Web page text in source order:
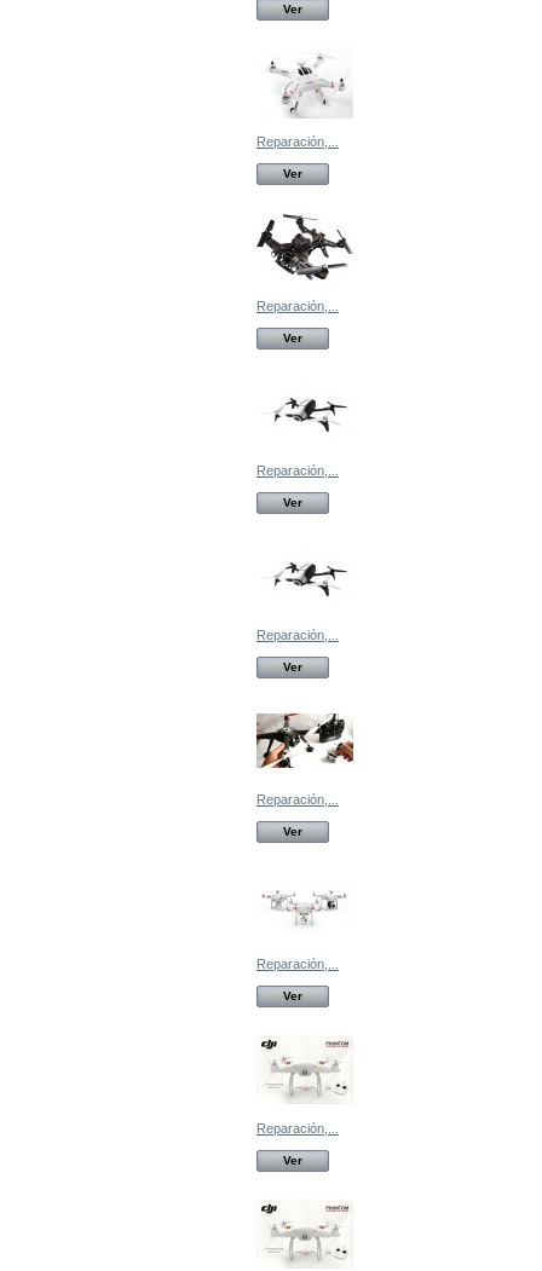
Ver
Reparación,...
Ver
Reparación,...
Ver
Reparación,...
Ver
Reparación,...
Ver
Reparación,...
Ver
Reparación,...
Ver
Reparación,...
Ver